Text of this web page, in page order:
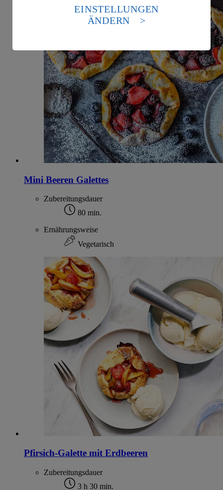
Mini Beeren Galettes
Zubereitungsdauer
80 min.
Ernährungsweise
Vegetarisch
Pfirsich-Galette mit Erdbeeren
Zubereitungsdauer
3 h 30 min.
die USA als Land mit einem nach europäischen
Standards nicht angemessenen Datenschutzniveau an.
Es besteht das Risiko eines Zugriffs durch US-
Informationen zum Herausgeber der Seite findest du
Impressum
EINSTELLUNGEN
ÄNDERN